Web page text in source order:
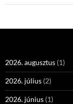
2026. augusztus (1)
2026. július (2)
2026. június (1)